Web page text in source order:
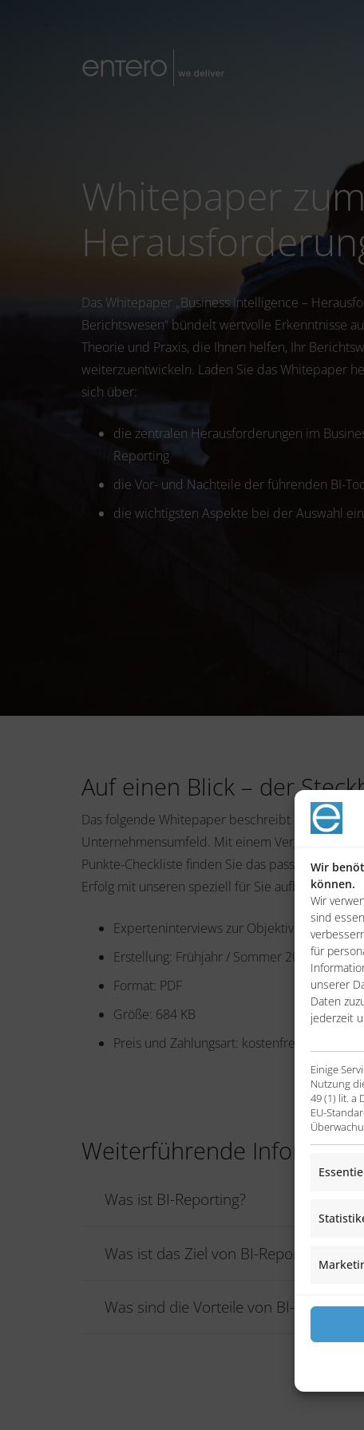
Wir
können.
Wir
sind
für
unserer
Daten
jederzeit
Einige
Nutzung
49 (1) lit. a
EU-
Whitepaper
Das Whitepaper „Business Intelligence –
Berichtswesen“ bündelt wertvolle Erkenntnisse
Theorie und Praxis, die Ihnen helfen, Ihr
weiterzuentwickeln. Laden Sie das Whitepaper
sich über:
die zentralen Herausforderungen im
Reporting
die Vor- und Nachteile der führenden BI-
die wichtigsten Aspekte bei der Auswahl
Auf einen Blick – der
Das folgende Whitepaper beschreibt die
Unternehmensumfeld. Mit einem Vergleich der
Punkte-Checkliste finden Sie das passende
Erfolg mit unseren speziell für Sie aufbereiteten
Experteninterviews zur Objektivierung der
Erstellung: Frühjahr / Sommer 2021
Format: PDF
Größe: 684 KB
Preis und Zahlungsart: kostenfrei
Weiterführende
Was ist BI-Reporting?
Was ist das Ziel von BI-Reporting?
Was sind die Vorteile von BI-